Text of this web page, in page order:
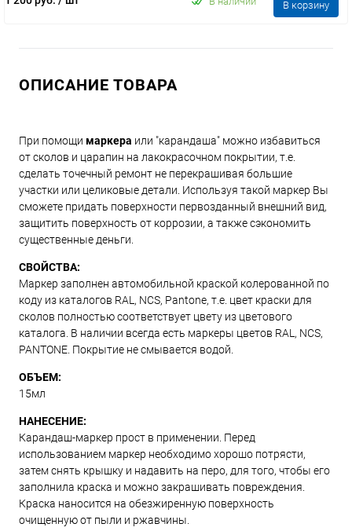
В корзину
ОПИСАНИЕ ТОВАРА
При помощи маркера или "карандаша" можно избавиться
от сколов и царапин на лакокрасочном покрытии, т.е.
сделать точечный ремонт не перекрашивая большие
участки или целиковые детали. Используя такой маркер Вы
сможете придать поверхности первозданный внешний вид,
защитить поверхность от коррозии, а также сэкономить
существенные деньги.
СВОЙСТВА:
Маркер заполнен автомобильной краской колерованной по
коду из каталогов RAL, NCS, Pantone, т.е. цвет краски для
сколов полностью соответствует цвету из цветового
каталога. В наличии всегда есть маркеры цветов RAL, NCS,
PANTONE. Покрытие не смывается водой.
ОБЪЕМ:
15мл
НАНЕСЕНИЕ:
Карандаш-маркер прост в применении. Перед
использованием маркер необходимо хорошо потрясти,
затем снять крышку и надавить на перо, для того, чтобы его
заполнила краска и можно закрашивать повреждения.
Краска наносится на обезжиренную поверхность
очищенную от пыли и ржавчины.